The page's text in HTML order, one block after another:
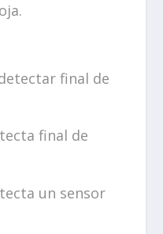
final de
final de
un sensor